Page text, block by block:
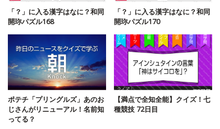
「？」に入る漢字はなに？和同
開珎パズル168
「？」に入る漢字はなに？和同
開珎パズル170
ポテチ「プリングルズ」あのお
じさんがリニューアル！名前知
ってる？
【満点で全知全能】クイズ！七
種競技 72日目